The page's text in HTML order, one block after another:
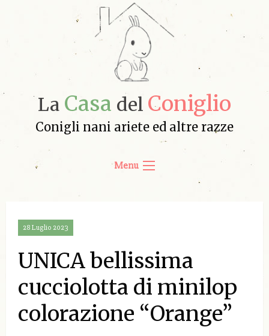
La Casa del Coniglio
Conigli nani ariete ed altre razze
Menu
28 Luglio 2023
UNICA bellissima
cucciolotta di minilop
colorazione “Orange”